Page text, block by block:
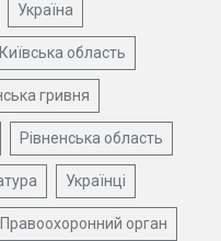
Україна
Київська область
гривня
Рівненська область
Українці
Правоохоронний орган